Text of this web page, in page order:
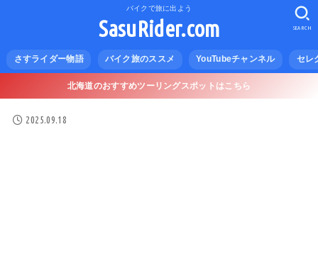
バイクで旅に出よう
SasuRider.com
さすライダー物語 バイク旅のススメ YouTubeチャンネル セレ
SEARCH
北海道のおすすめツーリングスポットはこちら
2025.09.18